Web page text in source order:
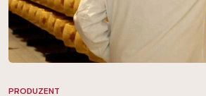
PRODUZENT